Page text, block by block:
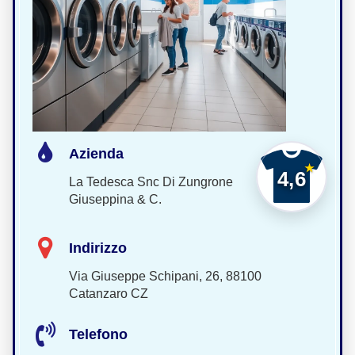
4,6
Azienda
La Tedesca Snc Di Zungrone
Giuseppina & C.
Indirizzo
Via Giuseppe Schipani, 26, 88100
Catanzaro CZ
Telefono